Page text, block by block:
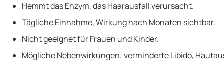
Hemmt das Enzym, das Haarausfall verursacht.
Tägliche Einnahme, Wirkung nach Monaten sichtbar.
Nicht geeignet für Frauen und Kinder.
Mögliche Nebenwirkungen: verminderte Libido,